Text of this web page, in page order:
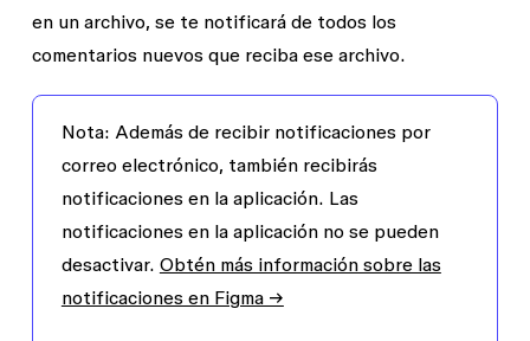
en un archivo, se te notificará de todos los
comentarios nuevos que reciba ese archivo.
Nota: Además de recibir notificaciones por
correo electrónico, también recibirás
notificaciones en la aplicación. Las
notificaciones en la aplicación no se pueden
desactivar. Obtén más información sobre las
notificaciones en Figma →